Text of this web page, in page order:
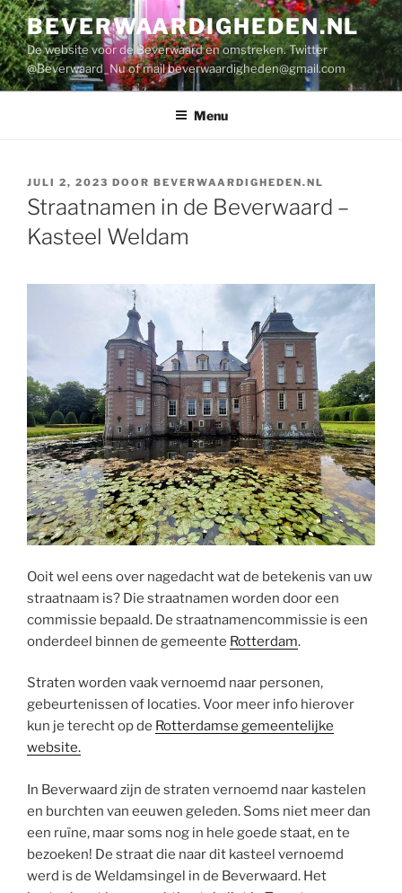
Ga
naar
de
inhoud
BEVERWAARDIGHEDEN.NL
De website voor de Beverwaard en omstreken. Twitter
@Beverwaard_Nu of mailbeverwaardigheden@gmail.com
Menu
GEPLAATST
OP
JULI 2, 2023 DOOR BEVERWAARDIGHEDEN.NL
Straatnamen in de Beverwaard –
Kasteel Weldam
Ooit wel eens over nagedacht wat de betekenis van uw
straatnaam is? Die straatnamen worden door een
commissie bepaald. De straatnamencommissie is een
onderdeel binnen de gemeente Rotterdam.
Straten worden vaak vernoemd naar personen,
gebeurtenissen of locaties. Voor meer info hierover
kun je terecht op de Rotterdamse gemeentelijke
website.
In Beverwaard zijn de straten vernoemd naar kastelen
en burchten van eeuwen geleden. Soms niet meer dan
een ruïne, maar soms nog in hele goede staat, en te
bezoeken! De straat die naar dit kasteel vernoemd
werd is de Weldamsingel in de Beverwaard. Het